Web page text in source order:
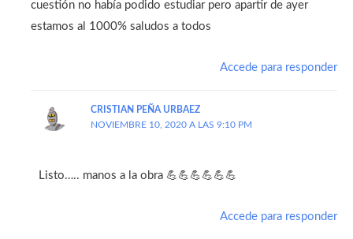
cuestión no había podido estudiar pero apartir de ayer
estamos al 1000% saludos a todos
Accede para responder
CRISTIAN PEÑA URBAEZ
NOVIEMBRE 10, 2020 A LAS 9:10 PM
Listo….. manos a la obra 💪💪💪💪💪💪
Accede para responder